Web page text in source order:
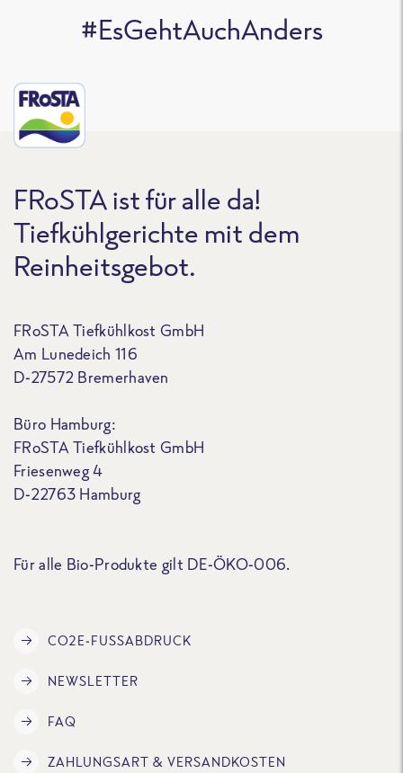
#EsGehtAuchAnders
FRoSTA ist für alle da!
Tiefkühlgerichte mit dem
Reinheitsgebot.
FRoSTA Tiefkühlkost GmbH
Am Lunedeich 116
D-27572 Bremerhaven
Büro Hamburg:
FRoSTA Tiefkühlkost GmbH
Friesenweg 4
D-22763 Hamburg
Für alle Bio-Produkte gilt DE-ÖKO-006.
CO2E-FUSSABDRUCK
NEWSLETTER
FAQ
ZAHLUNGSART & VERSANDKOSTEN